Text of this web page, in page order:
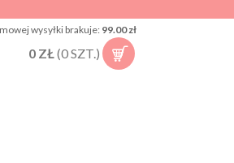
wysyłki brakuje:99.00 zł
0 ZŁ(0SZT.)